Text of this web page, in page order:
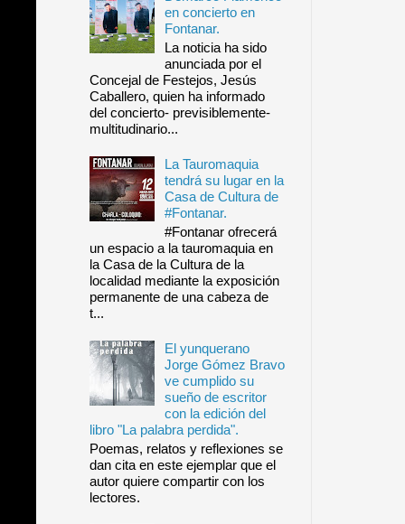
en concierto en
Fontanar.
La noticia ha sido
anunciada por el
Concejal de Festejos, Jesús
Caballero, quien ha informado
del concierto- previsiblemente-
multitudinario...
La Tauromaquia
tendrá su lugar en la
Casa de Cultura de
#Fontanar.
#Fontanar ofrecerá
un espacio a la tauromaquia en
la Casa de la Cultura de la
localidad mediante la exposición
permanente de una cabeza de
t...
El yunquerano
Jorge Gómez Bravo
ve cumplido su
sueño de escritor
con la edición del
libro "La palabra perdida".
Poemas, relatos y reflexiones se
dan cita en este ejemplar que el
autor quiere compartir con los
lectores.